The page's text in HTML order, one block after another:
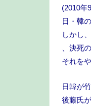
(2010年
日・韓
しかし
、決死
それを
日韓が
後藤氏